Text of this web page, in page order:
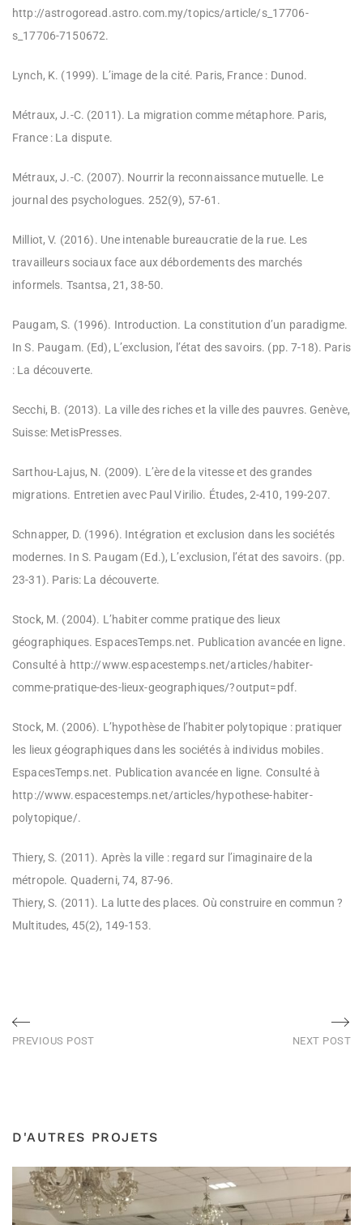
http://astrogoread.astro.com.my/topics/article/s_17706-
s_17706-7150672.
Lynch, K. (1999). L’image de la cité. Paris, France : Dunod.
Métraux, J.-C. (2011). La migration comme métaphore. Paris,
France : La dispute.
Métraux, J.-C. (2007). Nourrir la reconnaissance mutuelle. Le
journal des psychologues. 252(9), 57-61.
Milliot, V. (2016). Une intenable bureaucratie de la rue. Les
travailleurs sociaux face aux débordements des marchés
informels. Tsantsa, 21, 38-50.
Paugam, S. (1996). Introduction. La constitution d’un paradigme.
In S. Paugam. (Ed), L’exclusion, l’état des savoirs. (pp. 7-18). Paris
: La découverte.
Secchi, B. (2013). La ville des riches et la ville des pauvres. Genève,
Suisse: MetisPresses.
Sarthou-Lajus, N. (2009). L’ère de la vitesse et des grandes
migrations. Entretien avec Paul Virilio. Études, 2-410, 199-207.
Schnapper, D. (1996). Intégration et exclusion dans les sociétés
modernes. In S. Paugam (Ed.), L’exclusion, l’état des savoirs. (pp.
23-31). Paris: La découverte.
Stock, M. (2004). L’habiter comme pratique des lieux
géographiques. EspacesTemps.net. Publication avancée en ligne.
Consulté à http://www.espacestemps.net/articles/habiter-
comme-pratique-des-lieux-geographiques/?output=pdf.
Stock, M. (2006). L’hypothèse de l’habiter polytopique : pratiquer
les lieux géographiques dans les sociétés à individus mobiles.
EspacesTemps.net. Publication avancée en ligne. Consulté à
http://www.espacestemps.net/articles/hypothese-habiter-
polytopique/.
Thiery, S. (2011). Après la ville : regard sur l’imaginaire de la
métropole. Quaderni, 74, 87-96.
Thiery, S. (2011). La lutte des places. Où construire en commun ?
Multitudes, 45(2), 149-153.
Post
PREVIOUS POSTPrevious
NEXT POST
D'AUTRES PROJETS